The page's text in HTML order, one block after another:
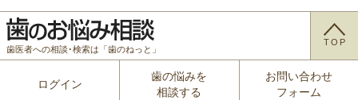
歯医者への相談･検索は「歯のねっと」
TOP
ログイン
歯の悩みを
相談する
お問い合わせ
フォーム